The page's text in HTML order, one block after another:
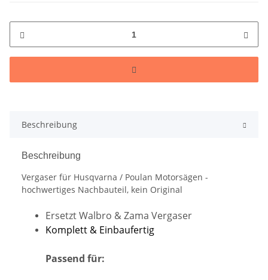
Beschreibung
Beschreibung
Vergaser für Husqvarna / Poulan Motorsägen -
hochwertiges Nachbauteil, kein Original
Ersetzt Walbro & Zama Vergaser
Komplett & Einbaufertig
Passend für: